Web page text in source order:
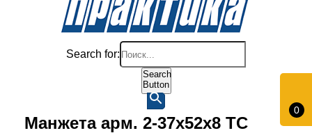
0
Search for:
Search
Button
Манжета арм. 2-37х52х8 ТС